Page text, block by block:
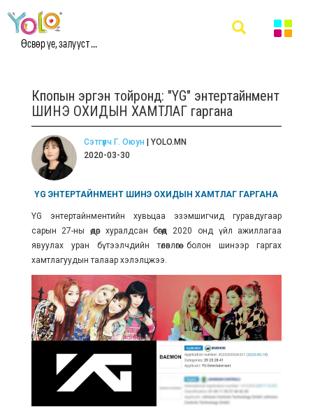
Өсвөр үе, залууст ...
Кпопын эргэн тойронд: "YG" энтертайнмент
ШИНЭ ОХИДЫН ХАМТЛАГ гаргана
Сэтгүүлч Г. Оюун | YOLO.MN
2020-03-30
YG ЭНТЕРТАЙНМЕНТ ШИНЭ ОХИДЫН ХАМТЛАГ ГАРГАНА
YG энтертайнментийн хувьцаа эзэмшигчид гуравдугаар
сарын 27-ны өдөр хуралдсан бөгөөд 2020 онд үйл ажиллагаа
явуулах уран бүтээлчдийн төлөвлөгөө болон шинээр гаргах
хамтлагуудын талаар хэлэлцжээ.